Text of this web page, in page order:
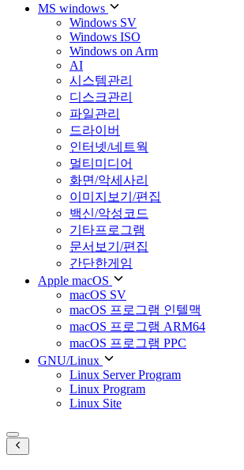
MS windows
Windows SV
Windows ISO
Windows on Arm
AI
시스템관리
디스크관리
파일관리
드라이버
인터넷/네트웍
멀티미디어
화면/악세사리
이미지보기/편집
백신/악성코드
기타프로그램
문서보기/편집
간단한게임
Apple macOS
macOS SV
macOS 프로그램 인텔맥
macOS 프로그램 ARM64
macOS 프로그램 PPC
GNU/Linux
Linux Server Program
Linux Program
Linux Site